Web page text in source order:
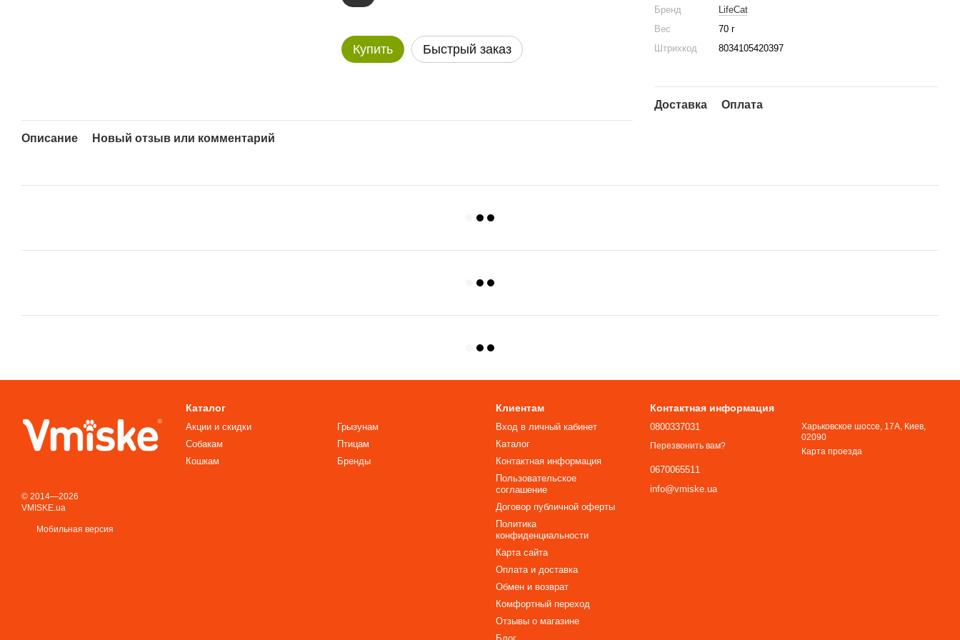
Купить Быстрый заказ
Бренд
LifeCat
Вес
70 г
Штрихкод
8034105420397
Доставка Оплата
Описание Новый отзыв или комментарий
© 2014—2026
VMISKE.ua
Мобильная версия
Каталог
Акции и скидки
Собакам
Кошкам
Грызунам
Птицам
Бренды
Клиентам
Вход в личный кабинет
Каталог
Контактная информация
Пользовательское
соглашение
Договор публичной оферты
Политика
конфиденциальности
Карта сайта
Оплата и доставка
Обмен и возврат
Комфортный переход
Отзывы о магазине
Контактная информация
0800337031
Перезвонить вам?
0670065511
info@vmiske.ua
Харьковское шоссе, 17А, Киев,
02090
Карта проезда